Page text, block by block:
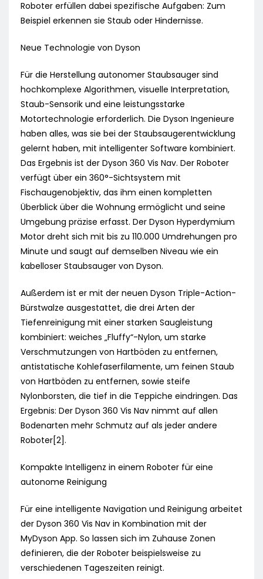
Roboter erfüllen dabei spezifische Aufgaben: Zum
Beispiel erkennen sie Staub oder Hindernisse.
Neue Technologie von Dyson
Für die Herstellung autonomer Staubsauger sind
hochkomplexe Algorithmen, visuelle Interpretation,
Staub-Sensorik und eine leistungsstarke
Motortechnologie erforderlich. Die Dyson Ingenieure
haben alles, was sie bei der Staubsaugerentwicklung
gelernt haben, mit intelligenter Software kombiniert.
Das Ergebnis ist der Dyson 360 Vis Nav. Der Roboter
verfügt über ein 360°-Sichtsystem mit
Fischaugenobjektiv, das ihm einen kompletten
Überblick über die Wohnung ermöglicht und seine
Umgebung präzise erfasst. Der Dyson Hyperdymium
Motor dreht sich mit bis zu 110.000 Umdrehungen pro
Minute und saugt auf demselben Niveau wie ein
kabelloser Staubsauger von Dyson.
Außerdem ist er mit der neuen Dyson Triple-Action-
Bürstwalze ausgestattet, die drei Arten der
Tiefenreinigung mit einer starken Saugleistung
kombiniert: weiches „Fluffy“-Nylon, um starke
Verschmutzungen von Hartböden zu entfernen,
antistatische Kohlefaserfilamente, um feinen Staub
von Hartböden zu entfernen, sowie steife
Nylonborsten, die tief in die Teppiche eindringen. Das
Ergebnis: Der Dyson 360 Vis Nav nimmt auf allen
Bodenarten mehr Schmutz auf als jeder andere
Roboter[2].
Kompakte Intelligenz in einem Roboter für eine
autonome Reinigung
Für eine intelligente Navigation und Reinigung arbeitet
der Dyson 360 Vis Nav in Kombination mit der
MyDyson App. So lassen sich im Zuhause Zonen
definieren, die der Roboter beispielsweise zu
verschiedenen Tageszeiten reinigt.